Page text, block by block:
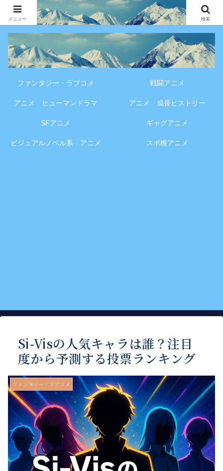
アニメ・漫画・VOD作品の見どころ、配信情報、登場人物や物語の考察を、作
品別・ジャンル別に分かりやすく紹介する専門ブログです。
ファンタジー・ラブコメ 戦闘アニメ
アニメ ヒューマンドラマ アニメ 成長ヒストリー
SFアニメ ギャグアニメ
ビジュアルノベル系 アニメ スポ根アニメ
Si-Visの人気キャラは誰？注目
度から予測する投票ランキング
ファンタジー・ラブコメ
メニュー 検索